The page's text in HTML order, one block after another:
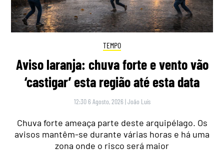
TEMPO
Aviso laranja: chuva forte e vento vão
‘castigar’ esta região até esta data
12:30 6 Agosto, 2026 |João Luís
Chuva forte ameaça parte deste arquipélago. Os
avisos mantêm-se durante várias horas e há uma
zona onde o risco será maior